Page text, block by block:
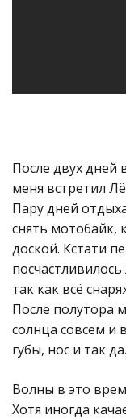
После двух дней
меня встретил
Пару дней
снять мотобайк,
доской. Кстати
так как всё
После полутора
солнца совсем и
губы, нос и так
Волны в это
Хотя иногда